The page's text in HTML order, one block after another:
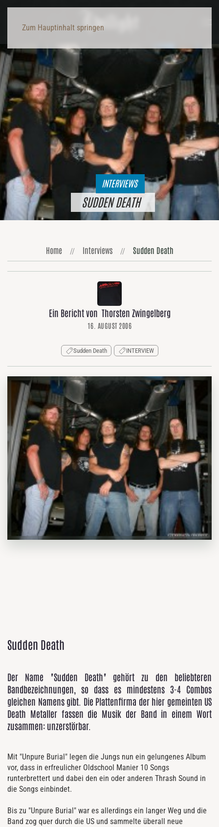
Zum Hauptinhalt springen
INTERVIEWS
SUDDEN DEATH
Home Interviews Sudden Death
Ein Bericht von Thorsten Zwingelberg
16. AUGUST 2006
Sudden Death INTERVIEW
Sudden Death
Der Name "Sudden Death" gehört zu den beliebteren
Bandbezeichnungen, so dass es mindestens 3-4 Combos
gleichen Namens gibt. Die Plattenfirma der hier gemeinten US
Death Metaller fassen die Musik der Band in einem Wort
zusammen: unzerstörbar.
Mit "Unpure Burial" legen die Jungs nun ein gelungenes Album
vor, dass in erfreulicher Oldschool Manier 10 Songs
runterbrettert und dabei den ein oder anderen Thrash Sound in
die Songs einbindet.
Bis zu "Unpure Burial" war es allerdings ein langer Weg und die
Band zog quer durch die US und sammelte überall neue